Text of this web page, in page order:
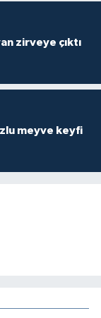
zirveye çıktı
meyve keyfi